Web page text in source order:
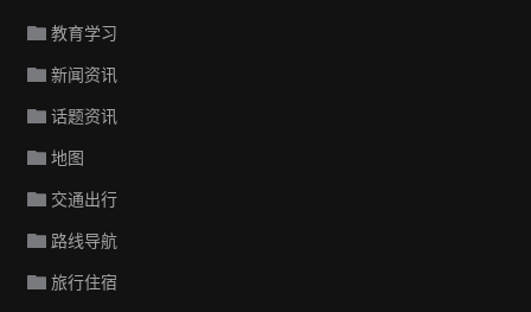
教育学习
新闻资讯
话题资讯
地图
交通出行
路线导航
旅行住宿